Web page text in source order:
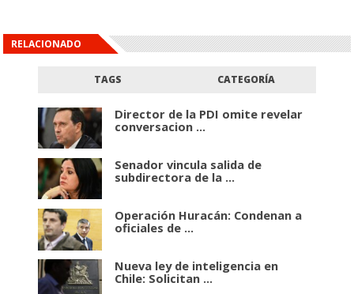
RELACIONADO
TAGS CATEGORÍA
Director de la PDI omite revelar
conversacion ...
Senador vincula salida de
subdirectora de la ...
Operación Huracán: Condenan a
oficiales de ...
Nueva ley de inteligencia en
Chile: Solicitan ...